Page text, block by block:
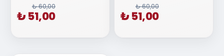
₺ 60,00
₺ 51,00
₺ 60,00
₺ 51,00